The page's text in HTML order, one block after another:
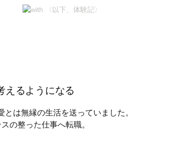
えるようになる
は無縁の生活を送っていました。
の整った仕事へ転職。